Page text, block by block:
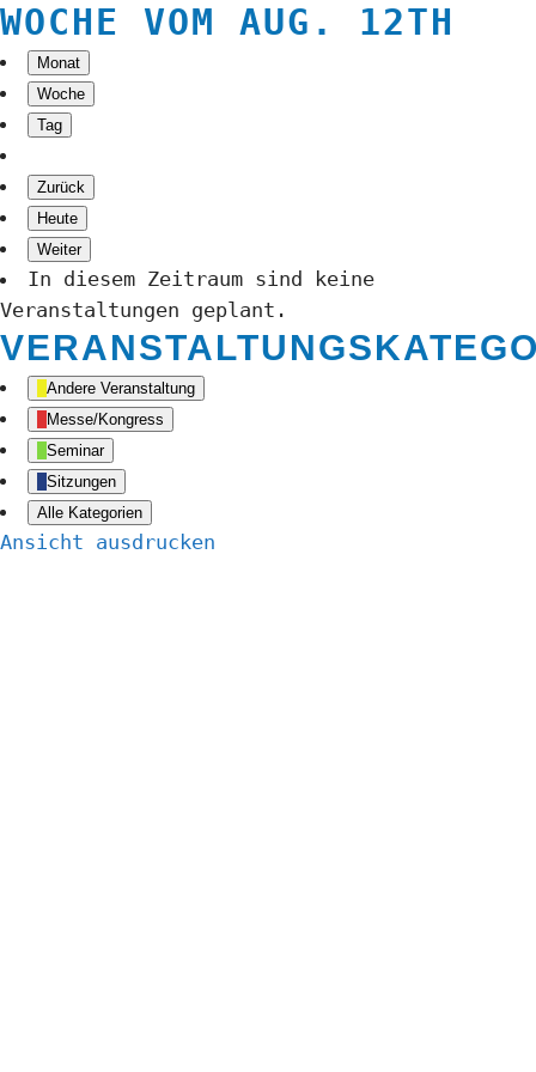
WOCHE VOM AUG. 12TH
Monat
Woche
Tag
Zurück
Heute
Weiter
In diesem Zeitraum sind keine
Veranstaltungen geplant.
Andere Veranstaltung
Messe/Kongress
Seminar
Sitzungen
Alle Kategorien
Ansicht ausdrucken